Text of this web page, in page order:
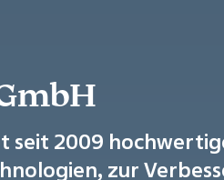
seit 2009
zur